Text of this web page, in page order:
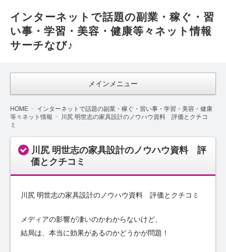
インターネットで話題の副業・稼ぐ・習
い事・学習・美容・健康等々ネット情報
サーチなび♪
メインメニュー
HOME
インターネットで話題の副業・稼ぐ・習い事・学習・美容・健康
等々ネット情報
川尻 明世志の家具設計のノウハウ資料 評価とクチコ
ミ
川尻 明世志の家具設計のノウハウ資料 評
価とクチコミ
川尻 明世志の家具設計のノウハウ資料 評価とクチコミ
メディアの影響が凄いのかわからないけど、
結局は、本当に効果があるのかどうかが問題！